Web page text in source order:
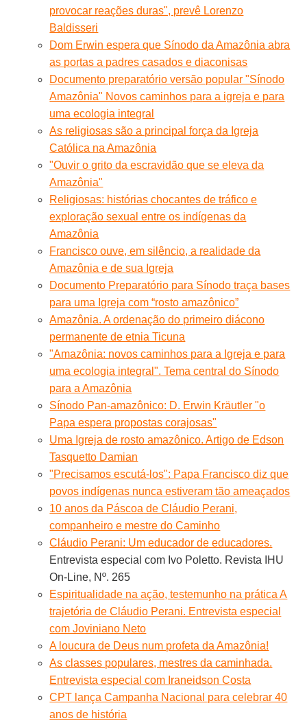
provocar reações duras", prevê Lorenzo
Baldisseri
Dom Erwin espera que Sínodo da Amazônia abra
as portas a padres casados e diaconisas
Documento preparatório versão popular "Sínodo
Amazônia" Novos caminhos para a igreja e para
uma ecologia integral
As religiosas são a principal força da Igreja
Católica na Amazônia
"Ouvir o grito da escravidão que se eleva da
Amazônia"
Religiosas: histórias chocantes de tráfico e
exploração sexual entre os indígenas da
Amazônia
Francisco ouve, em silêncio, a realidade da
Amazônia e de sua Igreja
Documento Preparatório para Sínodo traça bases
para uma Igreja com “rosto amazônico”
Amazônia. A ordenação do primeiro diácono
permanente de etnia Ticuna
"Amazônia: novos caminhos para a Igreja e para
uma ecologia integral". Tema central do Sínodo
para a Amazônia
Sínodo Pan-amazônico: D. Erwin Kräutler "o
Papa espera propostas corajosas"
Uma Igreja de rosto amazônico. Artigo de Edson
Tasquetto Damian
"Precisamos escutá-los": Papa Francisco diz que
povos indígenas nunca estiveram tão ameaçados
10 anos da Páscoa de Cláudio Perani,
companheiro e mestre do Caminho
Cláudio Perani: Um educador de educadores.
Entrevista especial com Ivo Poletto. Revista IHU
On-Line, Nº. 265
Espiritualidade na ação, testemunho na prática A
trajetória de Cláudio Perani. Entrevista especial
com Joviniano Neto
A loucura de Deus num profeta da Amazônia!
As classes populares, mestres da caminhada.
Entrevista especial com Iraneidson Costa
CPT lança Campanha Nacional para celebrar 40
anos de história